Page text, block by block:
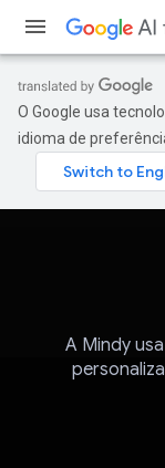
O Google usa
idioma de
A Mindy